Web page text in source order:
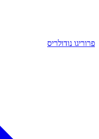
פרוריגו נודולריס